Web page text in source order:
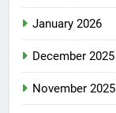
January 2026
December 2025
November 2025